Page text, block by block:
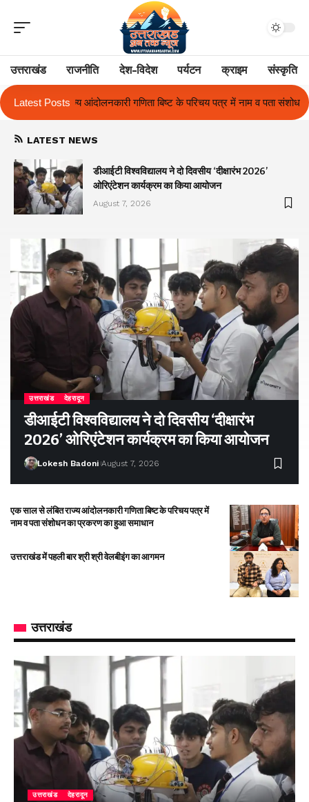
उत्तराखंड राजनीति देश-विदेश पर्यटन क्राइम संस्कृति
Latest Posts
बिष्ट के परिचय पत्र में नाम व पता संशोधन का प्रकरण का हुआ समाधान
LATEST NEWS
डीआईटी विश्वविद्यालय ने दो दिवसीय ‘दीक्षारंभ 2026’
ओरिएंटेशन कार्यक्रम का किया आयोजन
August 7, 2026
उत्तराखंड देहरादून
डीआईटी विश्वविद्यालय ने दो दिवसीय ‘दीक्षारंभ
2026’ ओरिएंटेशन कार्यक्रम का किया आयोजन
Lokesh Badoni August 7, 2026
एक साल से लंबित राज्य आंदोलनकारी गणिता बिष्ट के परिचय पत्र में
नाम व पता संशोधन का प्रकरण का हुआ समाधान
उत्तराखंड में पहली बार श्री श्री वेलबीइंग का आगमन
उत्तराखंड
उत्तराखंड देहरादून